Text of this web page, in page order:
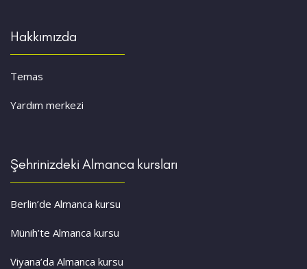
Hakkımızda
Temas
Yardım merkezi
Şehrinizdeki Almanca kursları
Berlin’de Almanca kursu
Münih’te Almanca kursu
Viyana’da Almanca kursu